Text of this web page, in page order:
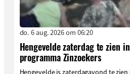
do. 6 aug. 2026 om 06:20
Hengevelde zaterdag te zien
programma Zinzoekers
Hengevelde is zaterdagavond te zien